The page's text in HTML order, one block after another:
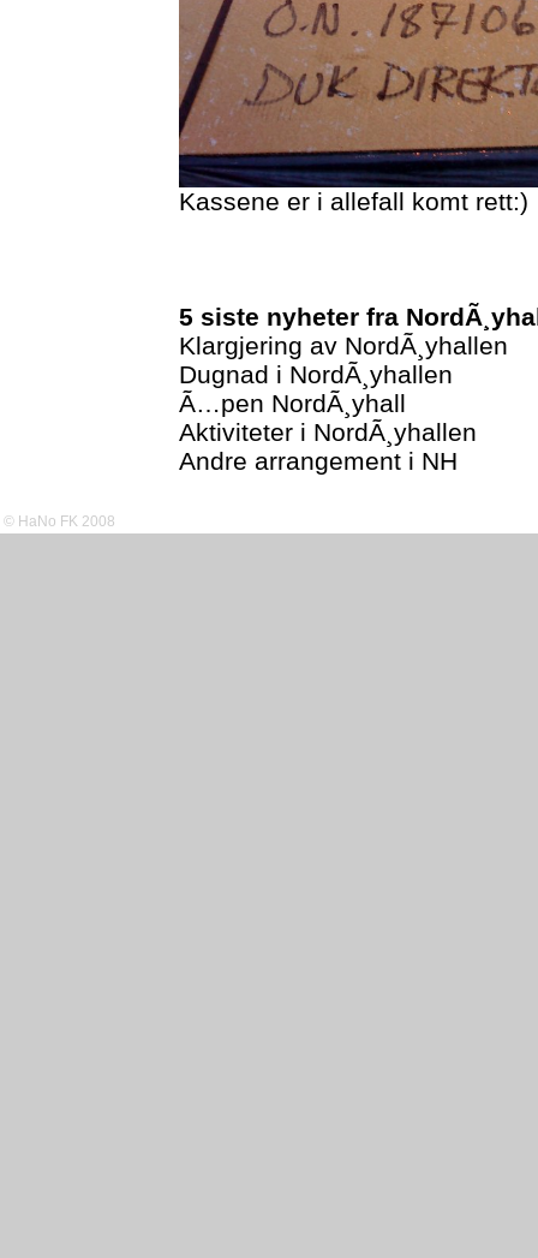
Kassene er i allefall komt rett:)
5 siste nyheter fra
Klargjering av NordÃ¸yhallen
Dugnad i NordÃ¸yhallen
Ã…pen NordÃ¸yhall
Aktiviteter i NordÃ¸yhallen
Andre arrangement i NH
© HaNo FK 2008